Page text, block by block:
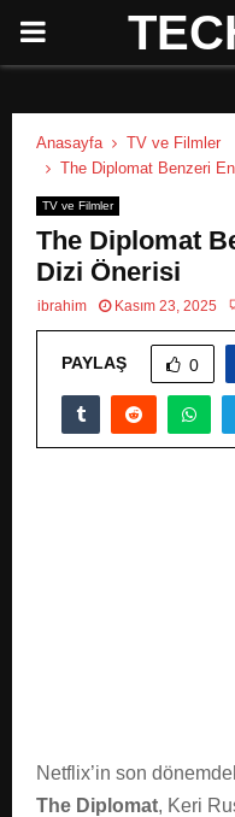
P
M
A
Anasayfa
TV ve Filmler
The Diplomat Benzeri
TV ve Filmler
The Diplomat
Dizi Önerisi
ibrahim Kasım 23, 2025
PAYLAŞ 0
Netflix’in son
The Diplomat, Keri